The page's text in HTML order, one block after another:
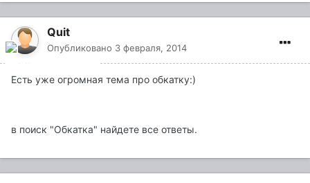
Quit
Опубликовано 3 февраля, 2014
Есть уже огромная тема про обкатку:)
в поиск "Обкатка" найдете все ответы.